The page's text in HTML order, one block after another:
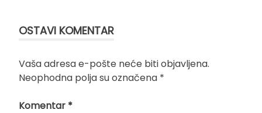
OSTAVI KOMENTAR
Vaša adresa e-pošte neće biti objavljena.
Neophodna polja su označena *
Komentar *